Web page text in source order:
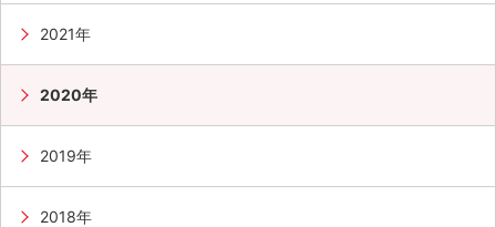
2021年
2020年
2019年
2018年